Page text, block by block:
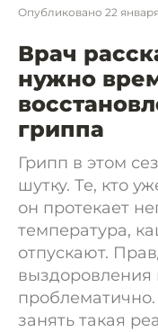
Опубликовано 22
Врач
нужно
гриппа
Грипп в этом
шутку. Те, кто
он протекает
температура,
отпускают.
выздоровления
занять такая